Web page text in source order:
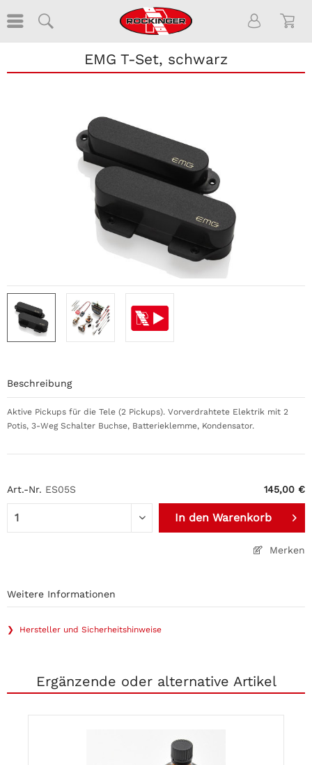
EMG T-Set, schwarz
Art.-Nr. ES05S 145,00 €
In den Warenkorb
Merken
Beschreibung
Aktive Pickups für die Tele (2 Pickups). Vorverdrahtete Elektrik mit 2
Potis, 3-Weg Schalter Buchse, Batterieklemme, Kondensator.
Weitere Informationen
❯ Hersteller und Sicherheitshinweise
Ergänzende oder alternative Artikel